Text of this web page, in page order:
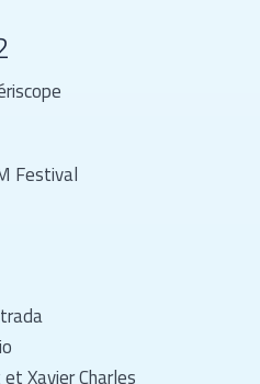
Festival
Xavier Charles